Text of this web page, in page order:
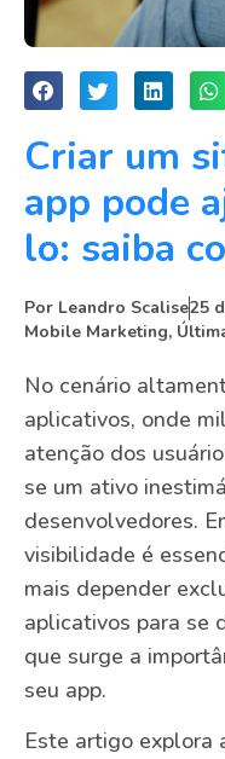
Criar um
app pode
lo: saiba
Por Leandro Scalise25
Mobile Marketing,
No cenário
aplicativos, onde
atenção dos
se um ativo
desenvolvedores.
visibilidade é
mais depender
aplicativos para se
que surge a
seu app.
Este artigo explora